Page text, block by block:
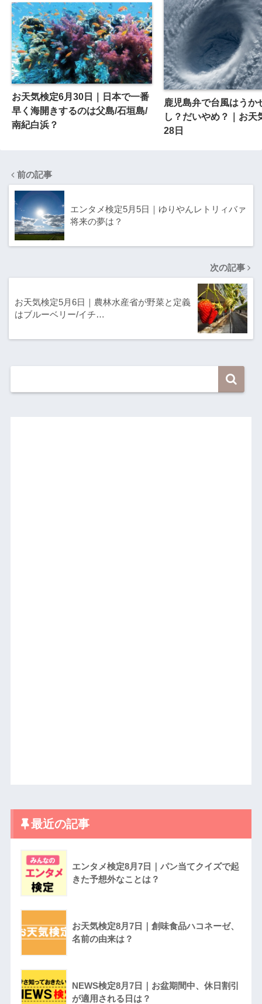
お天気検定6月30日｜日本で一番
早く海開きするのは父島/石垣島/
南紀白浜？
鹿児島弁で台風はうか
し？だいやめ？｜お天
28日
前の記事
エンタメ検定5月5日｜ゆりやんレトリィバァ
将来の夢は？
次の記事
お天気検定5月6日｜農林水産省が野菜と定義
はブルーベリー/イチ…
最近の記事
エンタメ検定8月7日｜パン当てクイズで起
きた予想外なことは？
お天気検定8月7日｜創味食品ハコネーゼ、
名前の由来は？
NEWS検定8月7日｜お盆期間中、休日割引
が適用される日は？